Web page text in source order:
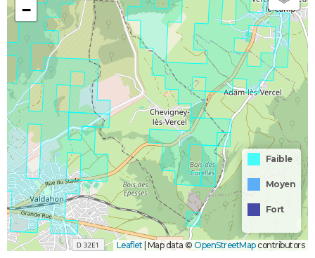
−
Faible
Moyen
Fort
Leaflet | Map data © OpenStreetMapcontributors